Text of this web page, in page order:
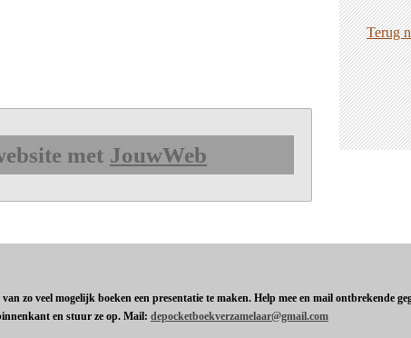
met JouwWeb
Terug
zo veel mogelijk boeken een presentatie te maken. Help mee en mail ontbrekende
en stuur ze op. Mail: depocketboekverzamelaar@gmail.com